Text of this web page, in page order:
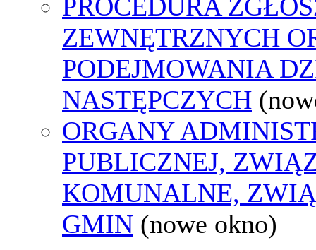
PROCEDURA
ZEWNĘTRZNYCH
PODEJMOWANIA
NASTĘPCZYCH
ORGANY
PUBLICZNEJ,
KOMUNALNE,
GMIN (nowe okno)